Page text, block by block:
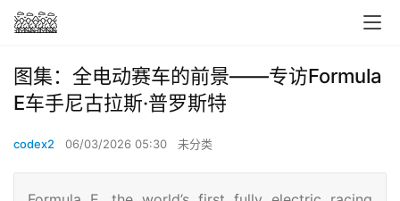
图集：全电动赛车的前景——专访Formula
E车手尼古拉斯·普罗斯特
codex2 06/03/2026 05:30 未分类